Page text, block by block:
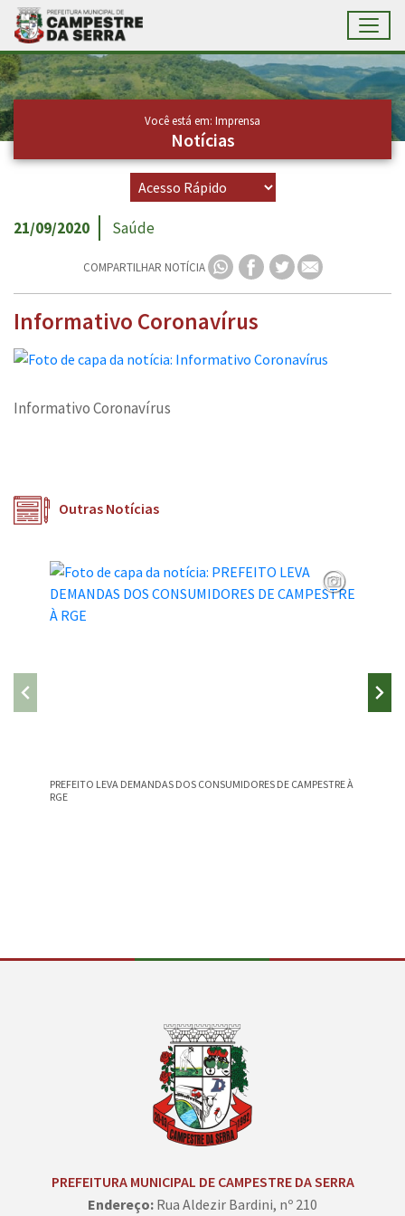
Ir para conteúdo principal
Conteúdo Principal
Você está em: Imprensa
Notícias
21/09/2020 Saúde
COMPARTILHAR NOTÍCIA
Informativo Coronavírus
Informativo Coronavírus
Outras Notícias
PREFEITO LEVA DEMANDAS DOS CONSUMIDORES DE CAMPESTRE À
RGE
PREFEITURA MUNICIPAL DE CAMPESTRE DA SERRA
Endereço: Rua Aldezir Bardini, nº 210